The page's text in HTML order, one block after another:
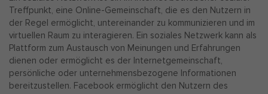
Treffpunkt, eine Online-Gemeinschaft, die es den Nutzern in
der Regel ermöglicht, untereinander zu kommunizieren und im
virtuellen Raum zu interagieren. Ein soziales Netzwerk kann als
Plattform zum Austausch von Meinungen und Erfahrungen
dienen oder ermöglicht es der Internetgemeinschaft,
persönliche oder unternehmensbezogene Informationen
bereitzustellen. Facebook ermöglicht den Nutzern des